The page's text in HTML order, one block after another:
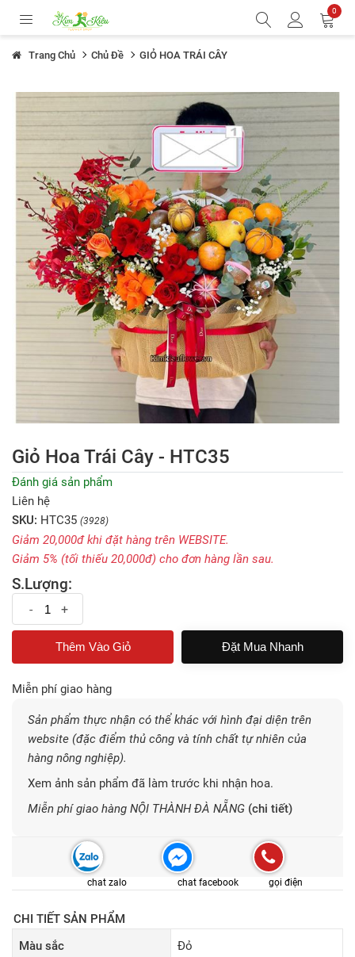
0
Trang Chủ Chủ Đề GIỎ HOA TRÁI CÂY
Giỏ Hoa Trái Cây - HTC35
Đánh giá sản phẩm
Liên hệ
SKU: HTC35 (3928)
Giảm 20,000đ khi đặt hàng trên WEBSITE.
Giảm 5% (tối thiếu 20,000đ) cho đơn hàng lần sau.
S.Lượng:
- +
Đặt Mua Nhanh
Miễn phí giao hàng
Sản phẩm thực nhận có thể khác với hình đại diện trên
website (đặc điểm thủ công và tính chất tự nhiên của
hàng nông nghiệp).
Xem ảnh sản phẩm đã làm trước khi nhận hoa.
Miễn phí giao hàng NỘI THÀNH ĐÀ NẴNG (chi tiết)
chat zalo chat facebook gọi điện
CHI TIẾT SẢN PHẨM
Màu sắc
Đỏ